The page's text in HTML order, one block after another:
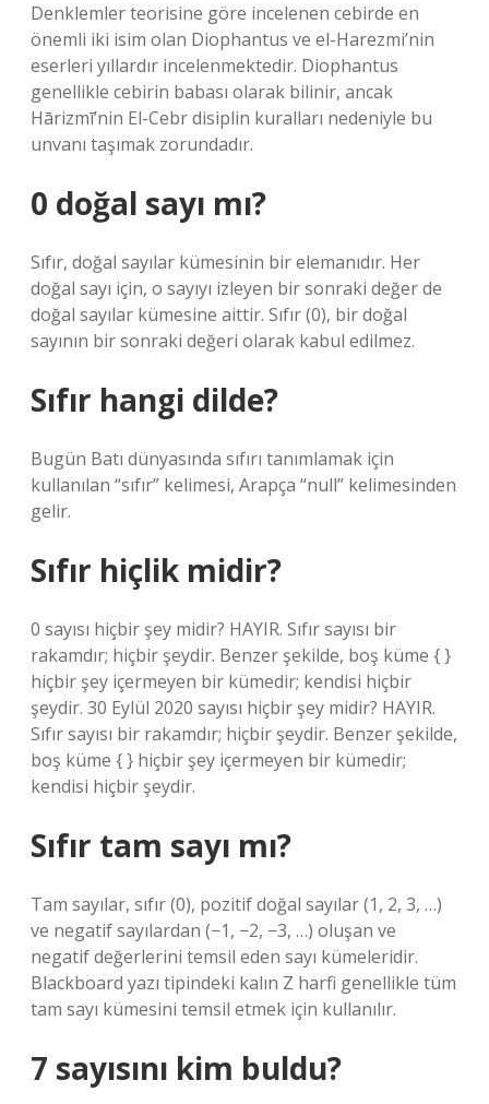
Denklemler teorisine göre incelenen cebirde en
önemli iki isim olan Diophantus ve el-Harezmi’nin
eserleri yıllardır incelenmektedir. Diophantus
genellikle cebirin babası olarak bilinir, ancak
Hārizmī’nin El-Cebr disiplin kuralları nedeniyle bu
unvanı taşımak zorundadır.
0 doğal sayı mı?
Sıfır, doğal sayılar kümesinin bir elemanıdır. Her
doğal sayı için, o sayıyı izleyen bir sonraki değer de
doğal sayılar kümesine aittir. Sıfır (0), bir doğal
sayının bir sonraki değeri olarak kabul edilmez.
Sıfır hangi dilde?
Bugün Batı dünyasında sıfırı tanımlamak için
kullanılan “sıfır” kelimesi, Arapça “null” kelimesinden
gelir.
Sıfır hiçlik midir?
0 sayısı hiçbir şey midir? HAYIR. Sıfır sayısı bir
rakamdır; hiçbir şeydir. Benzer şekilde, boş küme { }
hiçbir şey içermeyen bir kümedir; kendisi hiçbir
şeydir. 30 Eylül 2020 sayısı hiçbir şey midir? HAYIR.
Sıfır sayısı bir rakamdır; hiçbir şeydir. Benzer şekilde,
boş küme { } hiçbir şey içermeyen bir kümedir;
kendisi hiçbir şeydir.
Sıfır tam sayı mı?
Tam sayılar, sıfır (0), pozitif doğal sayılar (1, 2, 3, …)
ve negatif sayılardan (−1, −2, −3, …) oluşan ve
negatif değerlerini temsil eden sayı kümeleridir.
Blackboard yazı tipindeki kalın Z harfi genellikle tüm
tam sayı kümesini temsil etmek için kullanılır.
7 sayısını kim buldu?